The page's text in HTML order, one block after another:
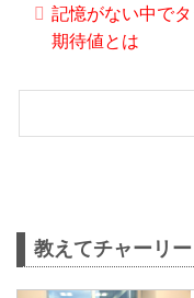
記憶がない中で
期待値とは
教えてチャーリ